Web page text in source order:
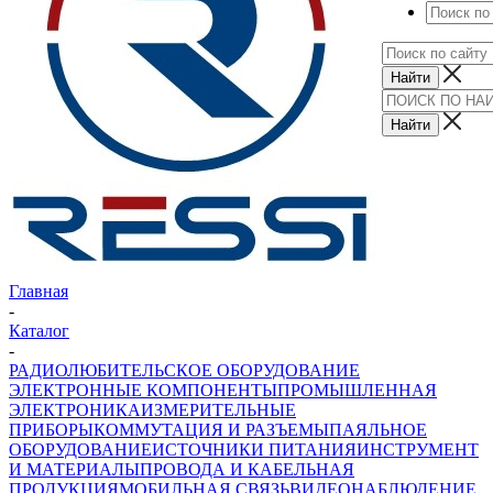
Главная
-
Каталог
-
РАДИОЛЮБИТЕЛЬСКОЕ ОБОРУДОВАНИЕ
ЭЛЕКТРОННЫЕ КОМПОНЕНТЫПРОМЫШЛЕННАЯ
ЭЛЕКТРОНИКАИЗМЕРИТЕЛЬНЫЕ
ПРИБОРЫКОММУТАЦИЯ И РАЗЪЕМЫПАЯЛЬНОЕ
ОБОРУДОВАНИЕИСТОЧНИКИ ПИТАНИЯИНСТРУМЕНТ
И МАТЕРИАЛЫПРОВОДА И КАБЕЛЬНАЯ
ПРОДУКЦИЯМОБИЛЬНАЯ СВЯЗЬВИДЕОНАБЛЮДЕНИЕ